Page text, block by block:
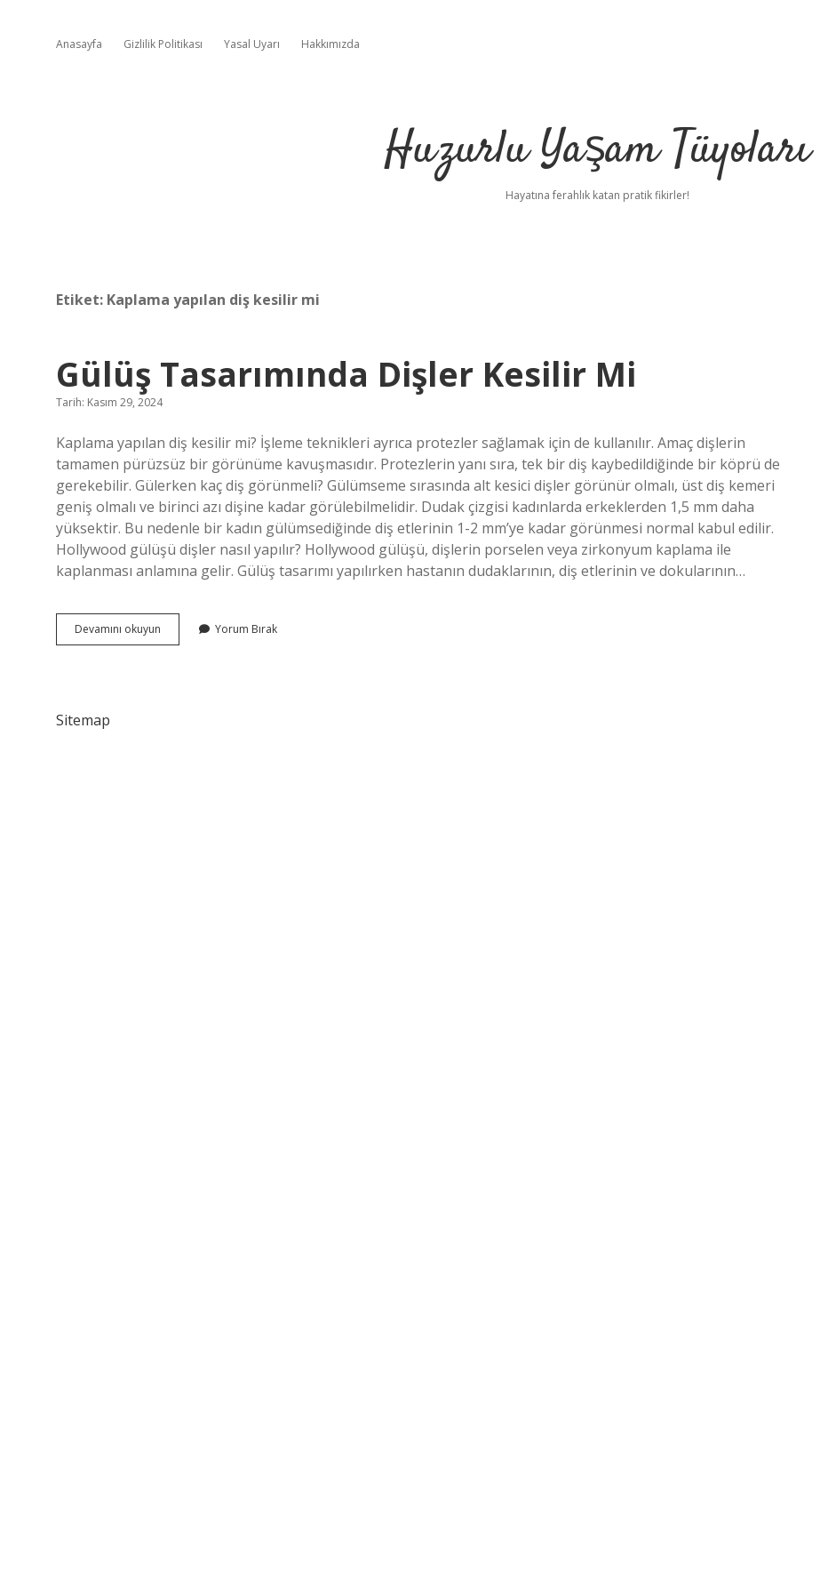
Anasayfa Gizlilik Politikası Yasal Uyarı Hakkımızda
Huzurlu Yaşam Tüyoları
Hayatına ferahlık katan pratik fikirler!
Etiket: Kaplama yapılan diş kesilir mi
Gülüş Tasarımında Dişler Kesilir Mi
Tarih: Kasım 29, 2024
Kaplama yapılan diş kesilir mi? İşleme teknikleri ayrıca protezler sağlamak için de kullanılır. Amaç dişlerin
tamamen pürüzsüz bir görünüme kavuşmasıdır. Protezlerin yanı sıra, tek bir diş kaybedildiğinde bir köprü de
gerekebilir. Gülerken kaç diş görünmeli? Gülümseme sırasında alt kesici dişler görünür olmalı, üst diş kemeri
geniş olmalı ve birinci azı dişine kadar görülebilmelidir. Dudak çizgisi kadınlarda erkeklerden 1,5 mm daha
yüksektir. Bu nedenle bir kadın gülümsediğinde diş etlerinin 1-2 mm’ye kadar görünmesi normal kabul edilir.
Hollywood gülüşü dişler nasıl yapılır? Hollywood gülüşü, dişlerin porselen veya zirkonyum kaplama ile
kaplanması anlamına gelir. Gülüş tasarımı yapılırken hastanın dudaklarının, diş etlerinin ve dokularının…
Devamını okuyun
Tasarımında
Yorum Bırak
Sitemap